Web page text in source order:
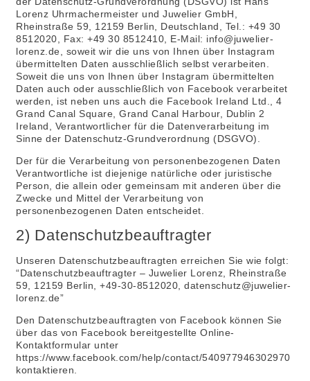
Lorenz Uhrmachermeister und Juwelier GmbH,
Rheinstraße 59, 12159 Berlin, Deutschland, Tel.: +49 30
8512020, Fax: +49 30 8512410, E-Mail: info@juwelier-
lorenz.de, soweit wir die uns von Ihnen über Instagram
übermittelten Daten ausschließlich selbst verarbeiten.
Soweit die uns von Ihnen über Instagram übermittelten
Daten auch oder ausschließlich von Facebook verarbeitet
werden, ist neben uns auch die Facebook Ireland Ltd., 4
Grand Canal Square, Grand Canal Harbour, Dublin 2
Ireland, Verantwortlicher für die Datenverarbeitung im
Sinne der Datenschutz-Grundverordnung (DSGVO).
Der für die Verarbeitung von personenbezogenen Daten
Verantwortliche ist diejenige natürliche oder juristische
Person, die allein oder gemeinsam mit anderen über die
Zwecke und Mittel der Verarbeitung von
personenbezogenen Daten entscheidet.
2) Datenschutzbeauftragter
Unseren Datenschutzbeauftragten erreichen Sie wie folgt:
“Datenschutzbeauftragter – Juwelier Lorenz, Rheinstraße
59, 12159 Berlin, +49-30-8512020, datenschutz@juwelier-
lorenz.de”
Den Datenschutzbeauftragten von Facebook können Sie
über das von Facebook bereitgestellte Online-
Kontaktformular unter
https://www.facebook.com/help/contact/540977946302970
kontaktieren.